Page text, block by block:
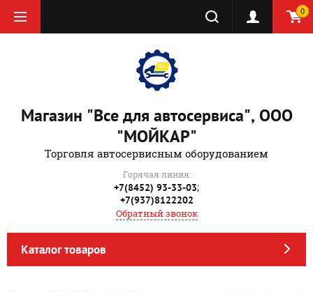
0
Магазин "Все для автосервиса", ООО
"МОЙКАР"
Торговля автосервисным оборудованием
Горячая линия:
+7(8452) 93-33-03;
+7(937)8122202
Обратный звонок
Каталог товаров